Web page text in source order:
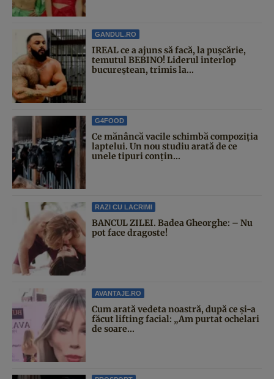
GANDUL.RO
IREAL ce a ajuns să facă, la pușcărie,
temutul BEBINO! Liderul interlop
bucureștean, trimis la...
G4FOOD
Ce mănâncă vacile schimbă compoziția
laptelui. Un nou studiu arată de ce
unele tipuri conțin...
RAZI CU LACRIMI
BANCUL ZILEI. Badea Gheorghe: – Nu
pot face dragoste!
AVANTAJE.RO
Cum arată vedeta noastră, după ce și-a
făcut lifting facial: „Am purtat ochelari
de soare...